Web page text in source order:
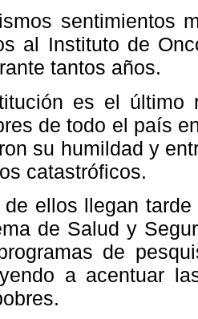
sentimientos
al Instituto de
tantos años.
es el último
de todo el país
su humildad y
catastróficos.
de ellos llegan
de Salud y
de
a acentuar